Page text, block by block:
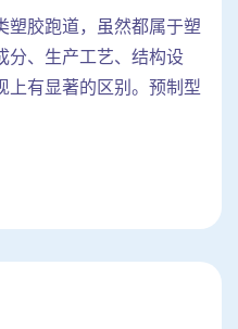
塑胶跑道，虽然都属于塑
分、生产工艺、结构设
上有显著的区别。预制型